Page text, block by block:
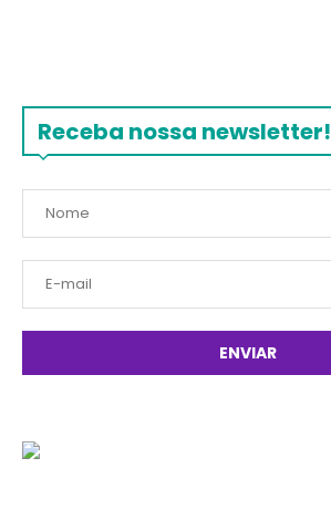
Receba nossa newsletter!